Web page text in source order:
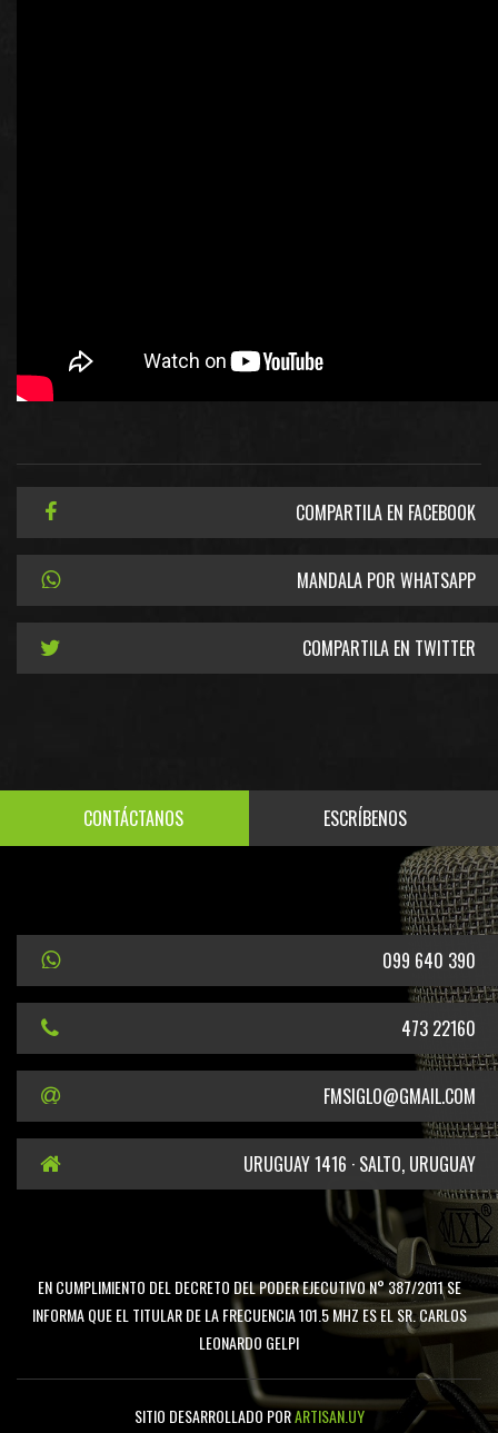
COMPARTILA EN FACEBOOK
MANDALA POR WHATSAPP
COMPARTILA EN TWITTER
CONTÁCTANOS ESCRÍBENOS
099 640 390
473 22160
FMSIGLO@GMAIL.COM
URUGUAY 1416 · SALTO, URUGUAY
EN CUMPLIMIENTO DEL DECRETO DEL PODER EJECUTIVO N° 387/2011 SE
INFORMA QUE EL TITULAR DE LA FRECUENCIA 101.5 MHZ ES EL SR. CARLOS
LEONARDO GELPI
SITIO DESARROLLADO PORARTISAN.UY